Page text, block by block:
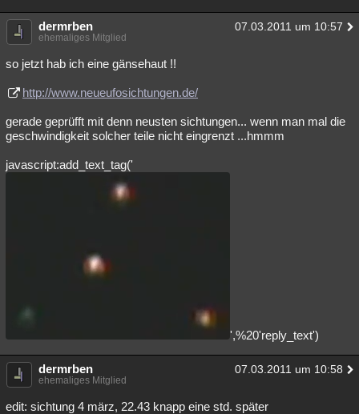
dermrben 07.03.2011 um 10:57
ehemaliges Mitglied
so jetzt hab ich eine gänsehaut !!
http://www.neueufosichtungen.de/
gerade geprüfft mit denn neusten sichtungen... wenn man mal die
geschwindigkeit solcher teile nicht eingrenzt ...hmmm
javascript:add_text_tag('
',%20'reply_text')
dermrben 07.03.2011 um 10:58
ehemaliges Mitglied
edit: sichtung 4 märz, 22.43 knapp eine std. später